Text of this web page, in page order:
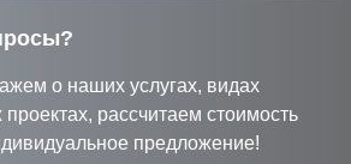
о наших услугах, видах
рассчитаем стоимость
предложение!